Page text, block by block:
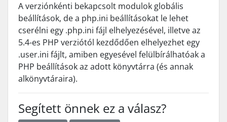
A verziónkénti bekapcsolt modulok globális
beállítások, de a php.ini beállításokat le lehet
cserélni egy .php.ini fájl elhelyezésével, illetve az
5.4-es PHP verziótól kezdődően elhelyezhet egy
.user.ini fájlt, amiben egyesével felülbírálhatóak a
PHP beállítások az adott könyvtárra (és annak
alkönyvtáraira).
Segített önnek ez a válasz?